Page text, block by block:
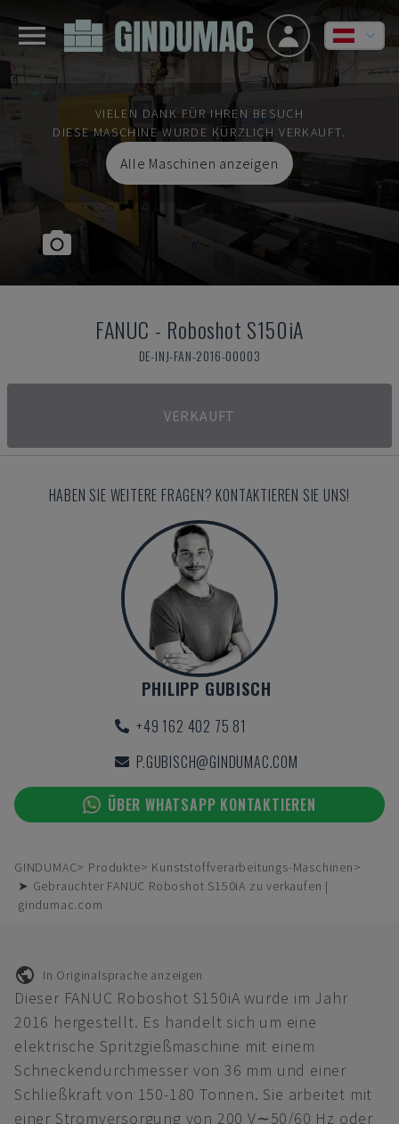
VIELEN DANK FÜR IHREN BESUCH
DIESE MASCHINE WURDE KÜRZLICH VERKAUFT.
Alle Maschinen anzeigen
FANUC - Roboshot S150iA
DE-INJ-FAN-2016-00003
VERKAUFT
HABEN SIE WEITERE FRAGEN? KONTAKTIEREN SIE UNS!
PHILIPP GUBISCH
+49 162 402 75 81
P.GUBISCH@GINDUMAC.COM
ÜBER WHATSAPP KONTAKTIEREN
GINDUMAC Produkte
Kunststoffverarbeitungs-Maschinen
➤ Gebrauchter FANUC Roboshot S150iA zu verkaufen |
gindumac.com
In Originalsprache anzeigen
Dieser FANUC Roboshot S150iA wurde im Jahr
2016 hergestellt. Es handelt sich um eine
elektrische Spritzgießmaschine mit einem
Schneckendurchmesser von 36 mm und einer
Schließkraft von 150-180 Tonnen. Sie arbeitet mit
einer Stromversorgung von 200 V∼50/60 Hz oder